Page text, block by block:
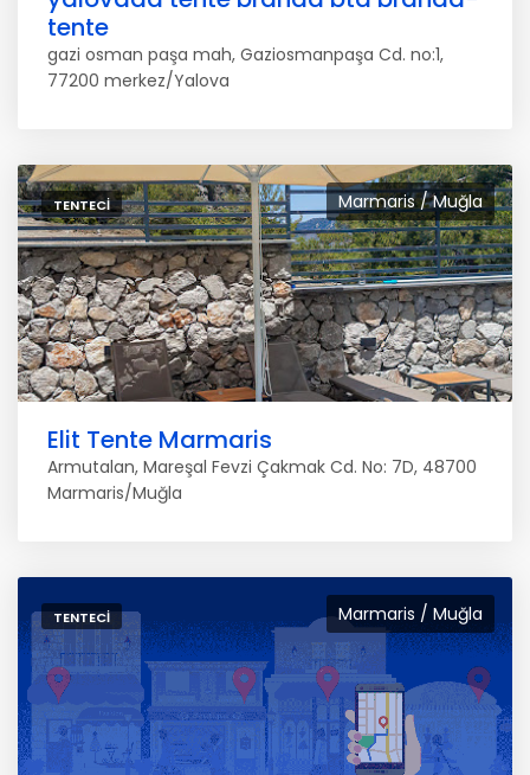
tente
gazi osman paşa mah, Gaziosmanpaşa Cd. no:1,
77200 merkez/Yalova
Marmaris / Muğla
TENTECI
Elit Tente Marmaris
Armutalan, Mareşal Fevzi Çakmak Cd. No: 7D, 48700
Marmaris/Muğla
Marmaris / Muğla
TENTECI